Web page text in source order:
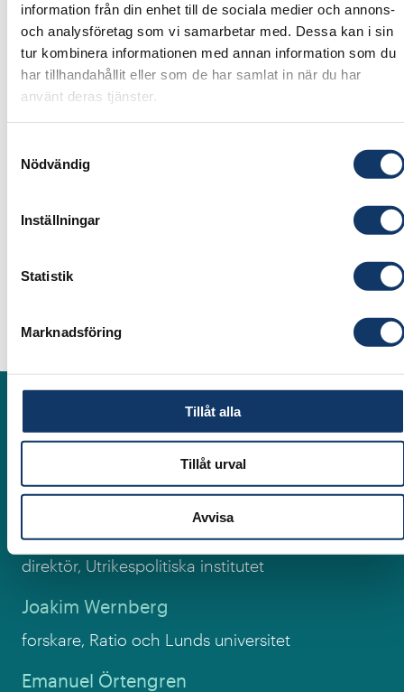
information från din enhet till de sociala medier och annons-
och analysföretag som vi samarbetar med. Dessa kan i sin
tur kombinera informationen med annan information som du
har tillhandahållit eller som de har samlat in när du har
använt deras tjänster.
Nödvändig
Inställningar
Statistik
Marknadsföring
Tillåt alla
Tillåt urval
Avvisa
som tidigare suddades ut förstärks på nytt, även
online.
Vilka konsekvenser får detta för svenskt
entreprenörskap? Hur kan Sverige bäst navigera
om ekonomisk integration, konkurrens och
politikens roll?
grundare, Asenion
Jacob Hallgren
direktör, Utrikespolitiska institutet
Joakim Wernberg
forskare, Ratio och Lunds universitet
Emanuel Örtengren